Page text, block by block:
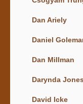
Dan Ariely
Daniel
Dan Millman
Darynda Jones
David Icke